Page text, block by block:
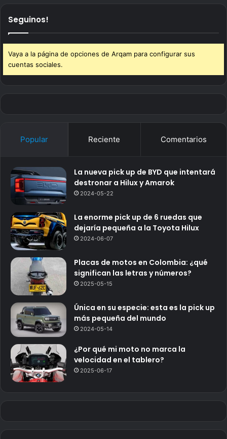
Seguinos!
Vaya a la página de opciones de Arqam para configurar sus
cuentas sociales.
Popular Reciente Comentarios
La nueva pick up de BYD que intentará
destronar a Hilux y Amarok
2024-05-22
La enorme pick up de 6 ruedas que
dejaría pequeña a la Toyota Hilux
2024-06-07
Placas de motos en Colombia: ¿qué
significan las letras y números?
2025-05-15
Única en su especie: esta es la pick up
más pequeña del mundo
2024-05-14
¿Por qué mi moto no marca la
velocidad en el tablero?
2025-06-17